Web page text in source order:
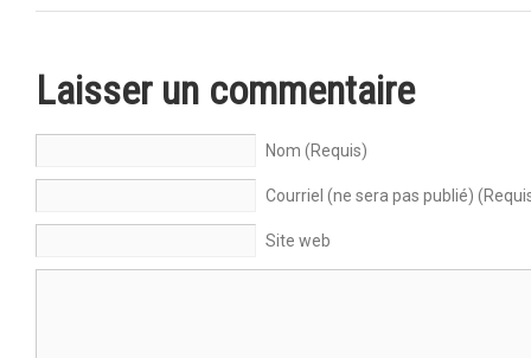
Laisser un commentaire
Nom (Requis)
Courriel (ne sera pas publié)
Site web